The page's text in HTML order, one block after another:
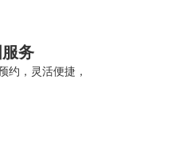
务
约，灵活便捷，